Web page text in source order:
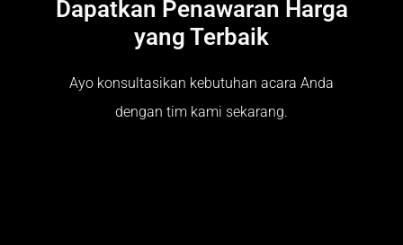
Dapatkan Penawaran Harga
yang Terbaik
Ayo konsultasikan kebutuhan acara Anda
dengan tim kami sekarang.